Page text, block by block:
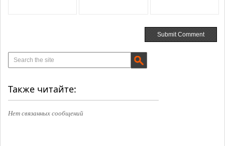
Также читайте:
Нет связанных сообщений